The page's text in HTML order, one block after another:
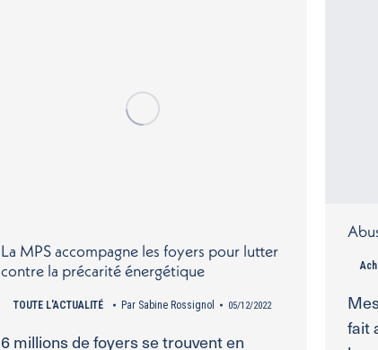
fait
La MPS accompagne les foyers pour lutter
contre la précarité énergétique
TOUTE L'ACTUALITÉ Par Sabine Rossignol 05/12/2022
6 millions de foyers se trouvent en